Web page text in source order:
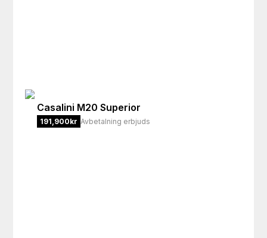
Casalini M20 Superior
191,900kr Avbetalning erbjuds